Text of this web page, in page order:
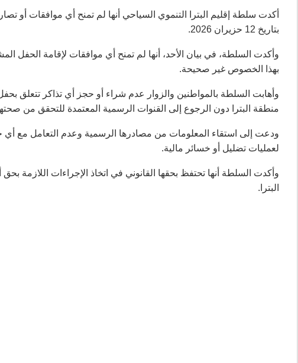
أكدت سلطة إقليم البترا التنموي السياحي أنها لم تمنح أي موافقات أو
بتاريخ 12 حزيران 2026.
وأكدت السلطة، في بيان الأحد، أنها لم تمنح أي موافقات لإقامة الحفل
بهذا الخصوص غير صحيحة.
وأهابت السلطة بالمواطنين والزوار عدم شراء أو حجز أي تذاكر تتعلق
منطقة البترا دون الرجوع إلى القنوات الرسمية المعتمدة للتحقق من
ودعت إلى استقاء المعلومات من مصادرها الرسمية وعدم التعامل مع أي
لعمليات تضليل أو خسائر مالية.
وأكدت السلطة أنها تحتفظ بحقها القانوني في اتخاذ الإجراءات اللازمة
البترا.